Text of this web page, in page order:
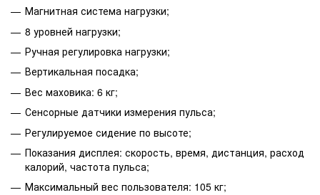
Магнитная система нагрузки;
8 уровней нагрузки;
Ручная регулировка нагрузки;
Вертикальная посадка;
Вес маховика: 6 кг;
Сенсорные датчики измерения пульса;
Регулируемое сидение по высоте;
Показания дисплея: скорость, время, дистанция, расход
калорий, частота пульса;
Максимальный вес пользователя: 105 кг;